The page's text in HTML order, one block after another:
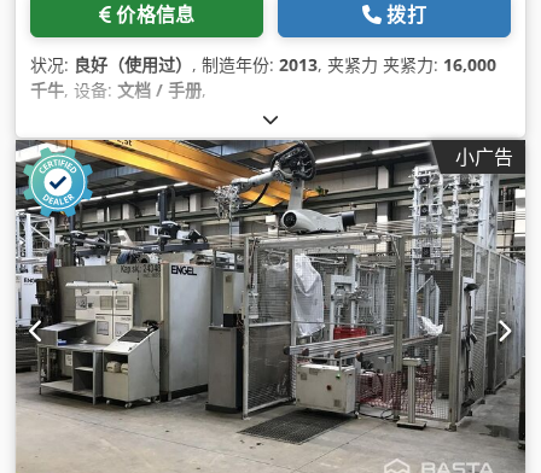
价格信息 拨打
状况: 良好（使用过） , 制造年份: 2013, 夹紧力 夹紧力: 16,000
千牛, 设备: 文档 / 手册,
小广告